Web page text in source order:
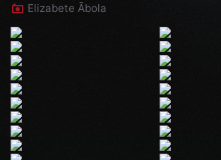
Elizabete Ābola